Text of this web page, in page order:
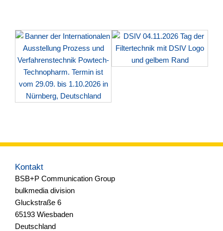
Kontakt
BSB+P Communication Group
bulkmedia division
Gluckstraße 6
65193 Wiesbaden
Deutschland